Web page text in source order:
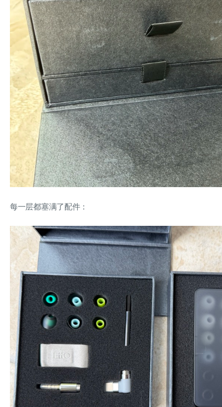
每一层都塞满了配件：